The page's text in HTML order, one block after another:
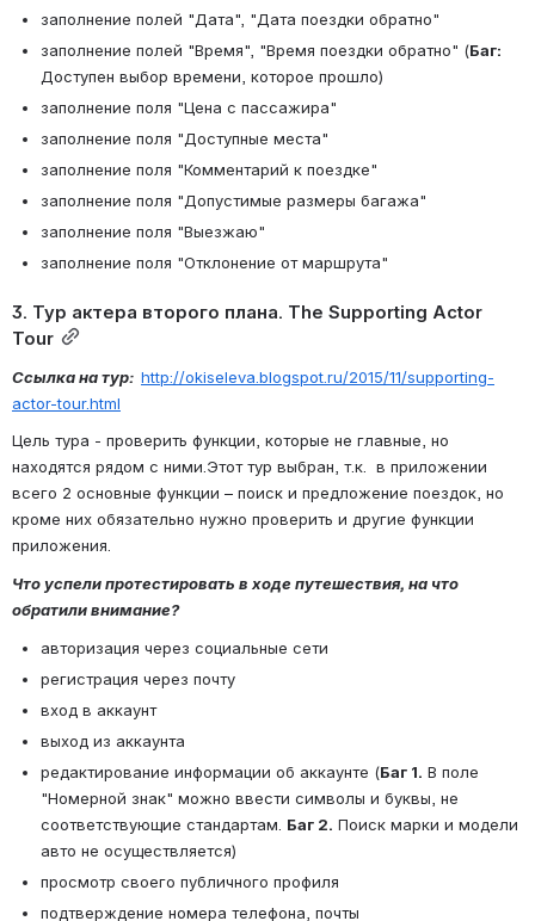
заполнение полей "Дата", "Дата поездки обратно"
заполнение полей "Время", "Время поездки обратно" (
Доступен выбор времени, которое прошло)
заполнение поля "Цена с пассажира"
заполнение поля "Доступные места"
заполнение поля "Комментарий к поездке"
заполнение поля "Допустимые размеры багажа"
заполнение поля "Выезжаю"
заполнение поля "Отклонение от маршрута"
3. Тур актера второго плана. The Supporting Actor
Tour
Ссылка на тур: http://okiseleva.blogspot.ru/2015/11/supporting-
actor-tour.html
Цель тура - проверить функции, которые не главные, но
находятся рядом с ними.Этот тур выбран, т.к.  в приложении
всего 2 основные функции – поиск и предложение поездок, но
кроме них обязательно нужно проверить и другие функции
приложения.
Что успели протестировать в ходе путешествия, на что
обратили внимание?
авторизация через социальные сети
регистрация через почту
вход в аккаунт
выход из аккаунта
редактирование информации об аккаунте (Баг 1. В поле
"Номерной знак" можно ввести символы и буквы, не
соответствующие стандартам. Баг 2. Поиск марки и модели
авто не осуществляется)
просмотр своего публичного профиля
подтверждение номера телефона, почты